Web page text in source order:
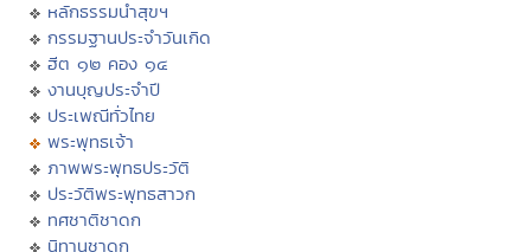
หลักธรรมนำสุขฯ
กรรมฐานประจำวันเกิด
ฮีต ๑๒ คอง ๑๔
งานบุญประจำปี
ประเพณีทั่วไทย
พระพุทธเจ้า
ภาพพระพุทธประวัติ
ประวัติพระพุทธสาวก
ทศชาติชาดก
นิทานชาดก